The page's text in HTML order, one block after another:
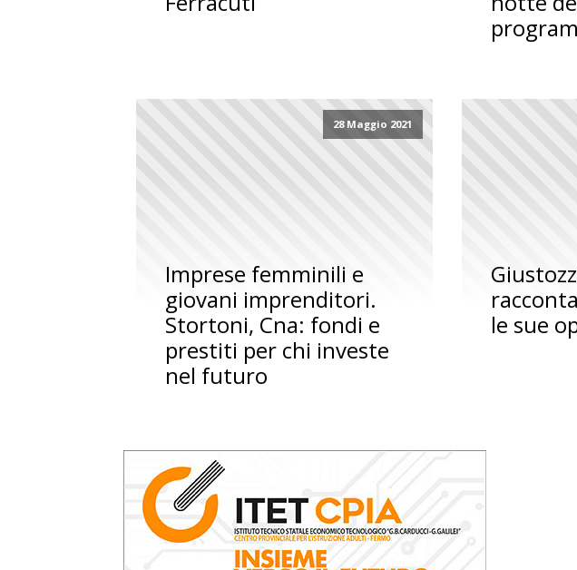
28 Maggio 2021
Imprese femminili e
giovani imprenditori.
Stortoni, Cna: fondi e
prestiti per chi investe
nel futuro
le sue